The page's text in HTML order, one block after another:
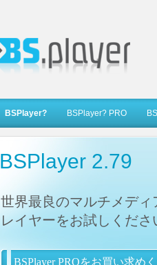
BSPlayer? BSPlayer? PRO
BSPlayer 2.79
世界最良のマルチメディ
レイヤーをお試しくださ
BSPlayer PROをお買い求め